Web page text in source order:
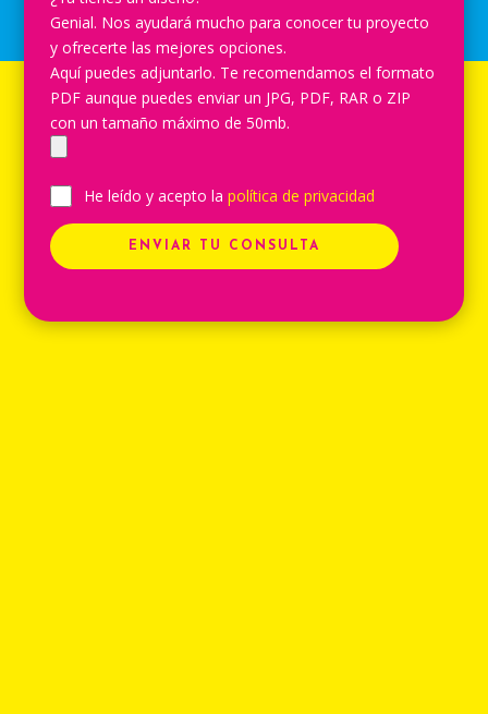
Genial. Nos ayudará mucho para conocer tu proyecto
y ofrecerte las mejores opciones.
Aquí puedes adjuntarlo. Te recomendamos el formato
PDF aunque puedes enviar un JPG, PDF, RAR o ZIP
con un tamaño máximo de 50mb.
He leído y acepto lapolítica de privacidad